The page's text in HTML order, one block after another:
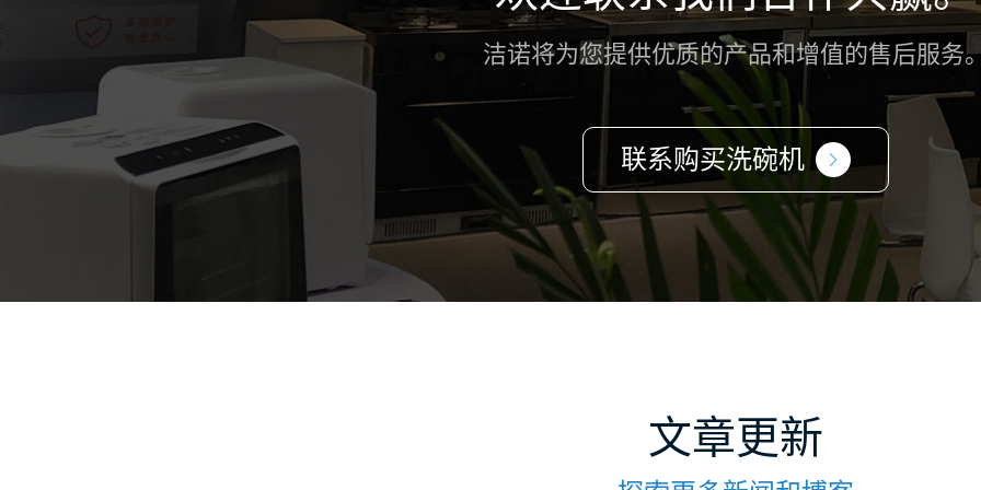
洁诺将为您提供优质的产品和增值的售后服务
联系购买洗碗机 
文章更新